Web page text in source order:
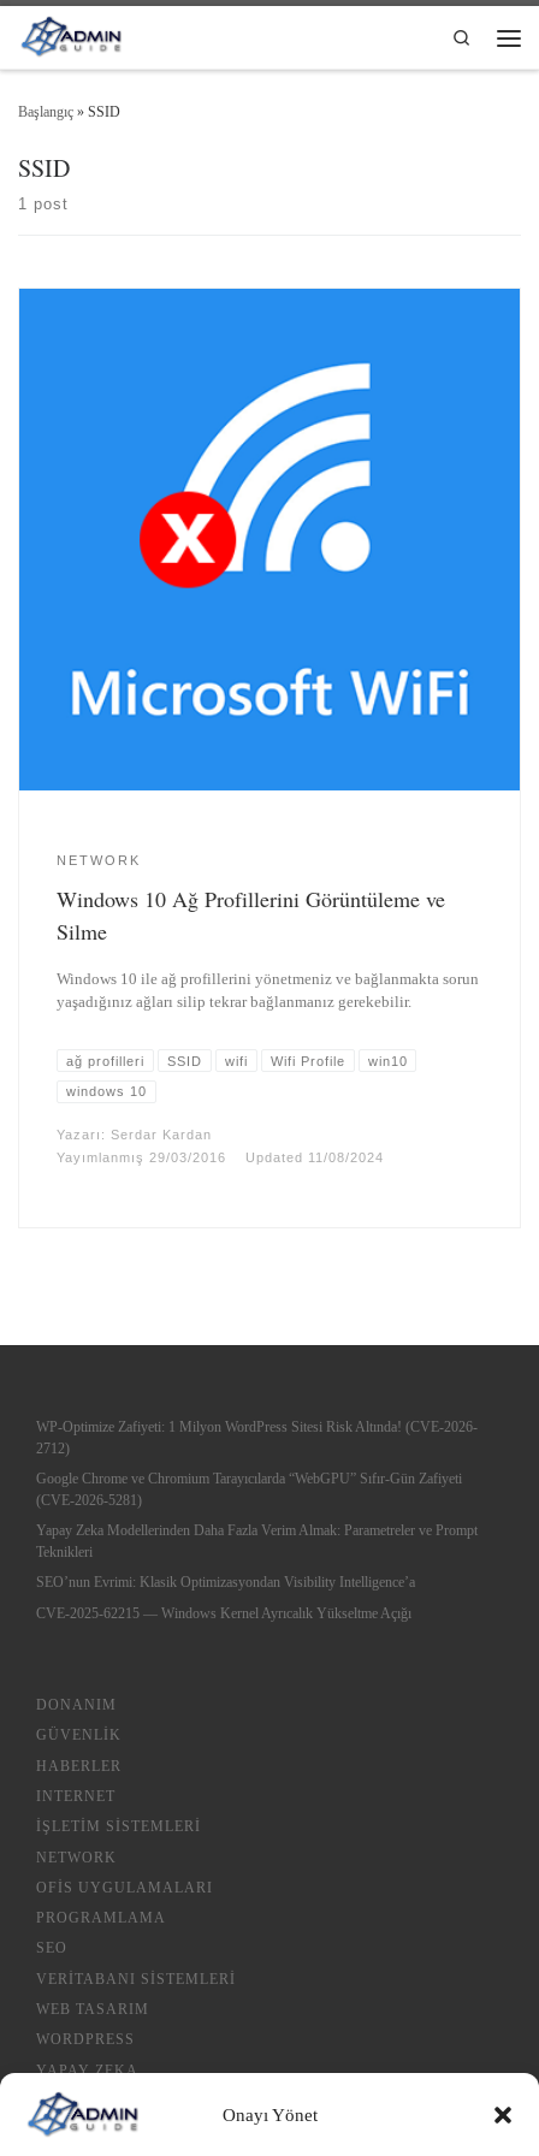
Onayı Yönet
Skip to content
Search
Başlangıç » SSID
SSID
1 post
NETWORK
Windows 10 Ağ Profillerini Görüntüleme ve
Silme
Windows 10 ile ağ profillerini yönetmeniz ve bağlanmakta sorun
yaşadığınız ağları silip tekrar bağlanmanız gerekebilir.
ağ profilleri SSID wifi Wifi Profile win10
windows 10
Yazarı:Serdar Kardan
Yayımlanmış 29/03/2016 Updated 11/08/2024
WP-Optimize Zafiyeti: 1 Milyon WordPress Sitesi Risk Altında! (CVE-2026-
2712)
Google Chrome ve Chromium Tarayıcılarda “WebGPU” Sıfır-Gün Zafiyeti
(CVE-2026-5281)
Yapay Zeka Modellerinden Daha Fazla Verim Almak: Parametreler ve Prompt
Teknikleri
SEO’nun Evrimi: Klasik Optimizasyondan Visibility Intelligence’a
CVE-2025-62215 — Windows Kernel Ayrıcalık Yükseltme Açığı
DONANIM
GÜVENLIK
HABERLER
INTERNET
İŞLETIM SISTEMLERI
NETWORK
OFIS UYGULAMALARI
PROGRAMLAMA
SEO
VERITABANI SISTEMLERI
WEB TASARIM
WORDPRESS
YAPAY ZEKA